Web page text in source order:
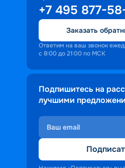
+7 495 877-
Заказать
Ответим на ваш звонок
с 8:00 до 21:00 по МСК
Подпишитесь на
лучшими